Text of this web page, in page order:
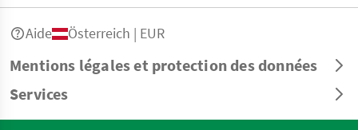
Mentions légales et protection des données
Services
Aide Österreich | EUR